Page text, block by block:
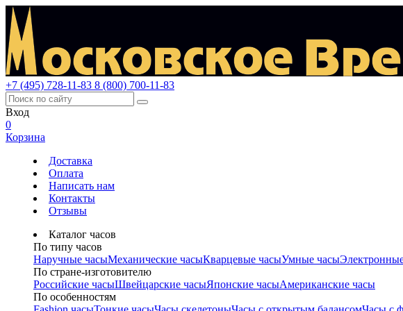
+7 (495) 728-11-83 8 (800) 700-11-83
Вход
0
Корзина
Доставка
Оплата
Написать нам
Контакты
Отзывы
Каталог часов
По типу часов
Наручные часыМеханические часыКварцевые часыУмные часы
По стране-изготовителю
Российские часыШвейцарские часыЯпонские часыАмериканские часы
По особенностям